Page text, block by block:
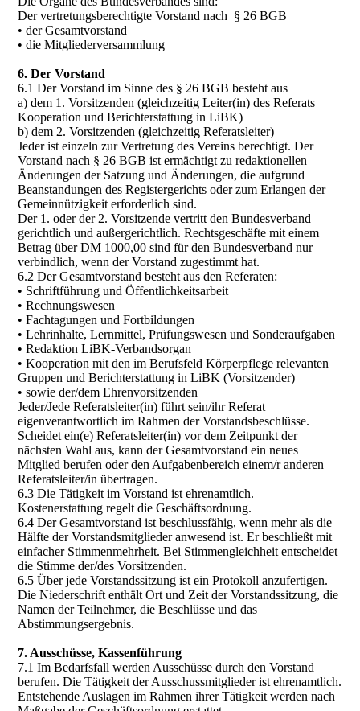
Der vertretungsberechtigte Vorstand nach § 26 BGB
• der Gesamtvorstand
• die Mitgliederversammlung
6. Der Vorstand
6.1 Der Vorstand im Sinne des § 26 BGB besteht aus
a) dem 1. Vorsitzenden (gleichzeitig Leiter(in) des Referats
Kooperation und Berichterstattung in LiBK)
b) dem 2. Vorsitzenden (gleichzeitig Referatsleiter)
Jeder ist einzeln zur Vertretung des Vereins berechtigt. Der
Vorstand nach § 26 BGB ist ermächtigt zu redaktionellen
Änderungen der Satzung und Änderungen, die aufgrund
Beanstandungen des Registergerichts oder zum Erlangen der
Gemeinnützigkeit erforderlich sind.
Der 1. oder der 2. Vorsitzende vertritt den Bundesverband
gerichtlich und außergerichtlich. Rechtsgeschäfte mit einem
Betrag über DM 1000,00 sind für den Bundesverband nur
verbindlich, wenn der Vorstand zugestimmt hat.
6.2 Der Gesamtvorstand besteht aus den Referaten:
• Schriftführung und Öffentlichkeitsarbeit
• Rechnungswesen
• Fachtagungen und Fortbildungen
• Lehrinhalte, Lernmittel, Prüfungswesen und Sonderaufgaben
• Redaktion LiBK-Verbandsorgan
• Kooperation mit den im Berufsfeld Körperpflege relevanten
Gruppen und Berichterstattung in LiBK (Vorsitzender)
• sowie der/dem Ehrenvorsitzenden
Jeder/Jede Referatsleiter(in) führt sein/ihr Referat
eigenverantwortlich im Rahmen der Vorstandsbeschlüsse.
Scheidet ein(e) Referatsleiter(in) vor dem Zeitpunkt der
nächsten Wahl aus, kann der Gesamtvorstand ein neues
Mitglied berufen oder den Aufgabenbereich einem/r anderen
Referatsleiter/in übertragen.
6.3 Die Tätigkeit im Vorstand ist ehrenamtlich.
Kostenerstattung regelt die Geschäftsordnung.
6.4 Der Gesamtvorstand ist beschlussfähig, wenn mehr als die
Hälfte der Vorstandsmitglieder anwesend ist. Er beschließt mit
einfacher Stimmenmehrheit. Bei Stimmengleichheit entscheidet
die Stimme der/des Vorsitzenden.
6.5 Über jede Vorstandssitzung ist ein Protokoll anzufertigen.
Die Niederschrift enthält Ort und Zeit der Vorstandssitzung, die
Namen der Teilnehmer, die Beschlüsse und das
Abstimmungsergebnis.
7. Ausschüsse, Kassenführung
7.1 Im Bedarfsfall werden Ausschüsse durch den Vorstand
berufen. Die Tätigkeit der Ausschussmitglieder ist ehrenamtlich.
Entstehende Auslagen im Rahmen ihrer Tätigkeit werden nach